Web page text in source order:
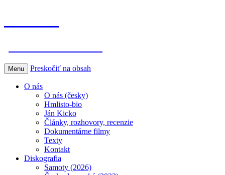
Menu Preskočiť na obsah
O nás
O nás (česky)
Hmlisto-bio
Ján Kicko
Články, rozhovory, recenzie
Dokumentárne filmy
Texty
Kontakt
Diskografia
Samoty (2026)